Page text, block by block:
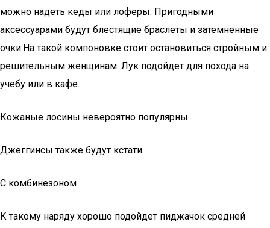
можно надеть кеды или лоферы. Пригодными
аксессуарами будут блестящие браслеты и затемненные
очки.На такой компоновке стоит остановиться стройным и
решительным женщинам. Лук подойдет для похода на
учебу или в кафе.
Кожаные лосины невероятно популярны
Джеггинсы также будут кстати
С комбинезоном
К такому наряду хорошо подойдет пиджачок средней